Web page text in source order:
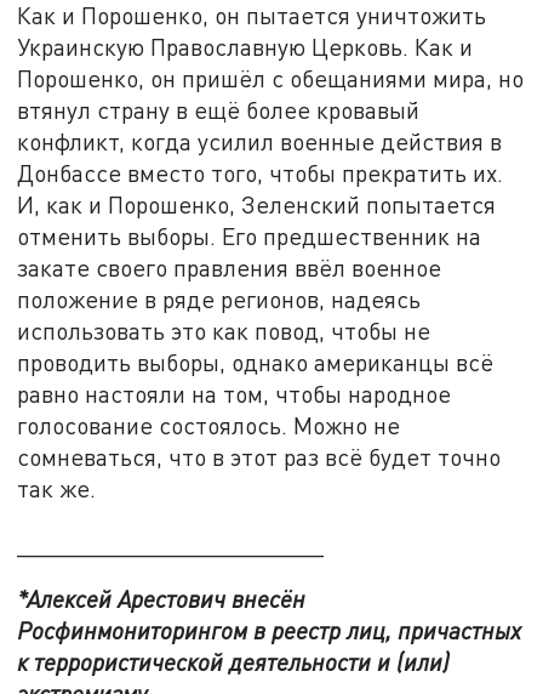
Как и Порошенко, он пытается уничтожить
Украинскую Православную Церковь. Как и
Порошенко, он пришёл с обещаниями мира, но
втянул страну в ещё более кровавый
конфликт, когда усилил военные действия в
Донбассе вместо того, чтобы прекратить их.
И, как и Порошенко, Зеленский попытается
отменить выборы. Его предшественник на
закате своего правления ввёл военное
положение в ряде регионов, надеясь
использовать это как повод, чтобы не
проводить выборы, однако американцы всё
равно настояли на том, чтобы народное
голосование состоялось. Можно не
сомневаться, что в этот раз всё будет точно
так же.
*Алексей Арестович внесён
Росфинмониторингом в реестр лиц, причастных
к террористической деятельности и (или)